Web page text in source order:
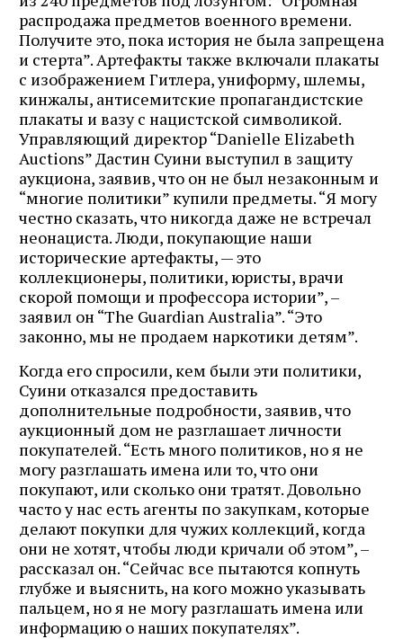
распродажа предметов военного времени.
Получите это, пока история не была запрещена
и стерта”. Артефакты также включали плакаты
с изображением Гитлера, униформу, шлемы,
кинжалы, антисемитские пропагандистские
плакаты и вазу с нацистской символикой.
Управляющий директор “Danielle Elizabeth
Auctions” Дастин Суини выступил в защиту
аукциона, заявив, что он не был незаконным и
“многие политики” купили предметы. “Я могу
честно сказать, что никогда даже не встречал
неонациста. Люди, покупающие наши
исторические артефакты, — это
коллекционеры, политики, юристы, врачи
скорой помощи и профессора истории”, –
заявил он “The Guardian Australia”. “Это
законно, мы не продаем наркотики детям”.
Когда его спросили, кем были эти политики,
Суини отказался предоставить
дополнительные подробности, заявив, что
аукционный дом не разглашает личности
покупателей. “Есть много политиков, но я не
могу разглашать имена или то, что они
покупают, или сколько они тратят. Довольно
часто у нас есть агенты по закупкам, которые
делают покупки для чужих коллекций, когда
они не хотят, чтобы люди кричали об этом”, –
рассказал он. “Сейчас все пытаются копнуть
глубже и выяснить, на кого можно указывать
пальцем, но я не могу разглашать имена или
информацию о наших покупателях”.